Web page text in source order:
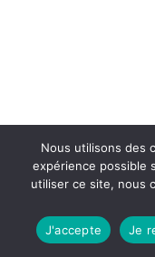
Nous utilisons des
expérience possible
utiliser ce site, nous
J'accepte
Je